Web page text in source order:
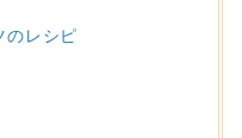
のレシピ